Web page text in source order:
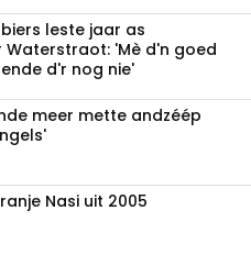
leste jaar as
'Mè d'n goed
d'r nog nie'
meer mette andzéép
Nasi uit 2005